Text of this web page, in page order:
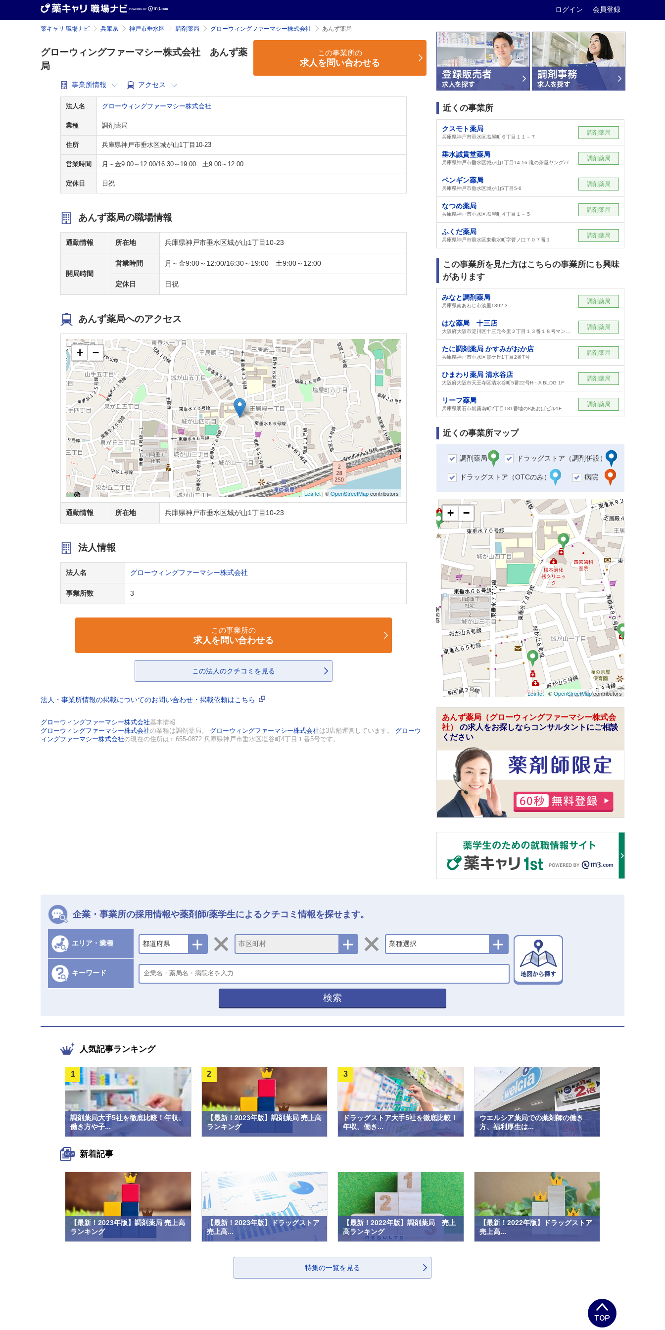
ログイン 会員登録
薬キャリ 職場ナビ 兵庫県 神戸市垂水区 調剤薬局 グローウィングファーマシー株式会社 あんず薬局
グローウィングファーマシー株式会社 あんず薬
局
事業所情報 アクセス
この事業所の
求人を問い合わせる
法人名 グローウィングファーマシー株式会社
業種 調剤薬局
住所 兵庫県神戸市垂水区城が山1丁目10-23
営業時間 月～金9:00～12:00/16:30～19:00 土9:00～12:00
定休日 日祝
あんず薬局の職場情報
通勤情報 所在地 兵庫県神戸市垂水区城が山1丁目10-23
開局時間
営業時間 月～金9:00～12:00/16:30～19:00 土9:00～12:00
定休日 日祝
あんず薬局へのアクセス
+ −
Leaflet | ©OpenStreetMapcontributors
通勤情報 所在地 兵庫県神戸市垂水区城が山1丁目10-23
法人情報
法人名 グローウィングファーマシー株式会社
事業所数 3
この事業所の
求人を問い合わせる
この法人のクチコミを見る
法人・事業所情報の掲載についてのお問い合わせ・掲載依頼はこちら
グローウィングファーマシー株式会社基本情報
グローウィングファーマシー株式会社の業種は調剤薬局。 グローウィングファーマシー株式会社は3店舗運営しています。 グローウ
ィングファーマシー株式会社の現在の住所は〒655-0872 兵庫県神戸市垂水区塩谷町4丁目１番5号です。
近くの事業所
クスモト薬局
兵庫県神戸市垂水区塩屋町６丁目１１－７
調剤薬局
垂水誠貫堂薬局 調剤薬局
ペンギン薬局
兵庫県神戸市垂水区城が山5丁目5-6
調剤薬局
なつめ薬局
兵庫県神戸市垂水区塩屋町４丁目１－５
調剤薬局
ふくだ薬局
兵庫県神戸市垂水区東垂水町字菅ノ口７０７番１
調剤薬局
この事業所を見た方はこちらの事業所にも興味
があります
みなと調剤薬局
兵庫県南あわじ市湊里1392-3
調剤薬局
はな薬局 十三店 調剤薬局
たに調剤薬局 かすみがおか店
兵庫県神戸市垂水区霞ケ丘1丁目2番7号
調剤薬局
ひまわり薬局 清水谷店
大阪府大阪市天王寺区清水谷町5番22号H・A BLDG 1F
調剤薬局
リーフ薬局
兵庫県明石市朝霧南町2丁目181番地の8あおばビル1F
調剤薬局
近くの事業所マップ
調剤薬局 ドラッグストア（調剤併設）
ドラッグストア（OTCのみ） 病院
+ −
Leaflet| ©OpenStreetMapcontributors
あんず薬局（グローウィングファーマシー株式会
社） の求人をお探しならコンサルタントにご相談
ください
企業・事業所の採用情報や薬剤師/薬学生によるクチコミ情報を探せます。
エリア・業種 都道府県 市区町村 業種選択
キーワード
検索
人気記事ランキング
調剤薬局大手5社を徹底比較！年収、
働き方や子...
1
【最新！2023年版】調剤薬局 売上高
ランキング
2
ドラッグストア大手5社を徹底比較！
年収、働き...
3
ウエルシア薬局での薬剤師の働き
方、福利厚生は...
新着記事
【最新！2023年版】調剤薬局 売上高
ランキング
【最新！2023年版】ドラッグストア
売上高...
【最新！2022年版】調剤薬局 売上
高ランキング
【最新！2022年版】ドラッグストア
売上高...
特集の一覧を見る